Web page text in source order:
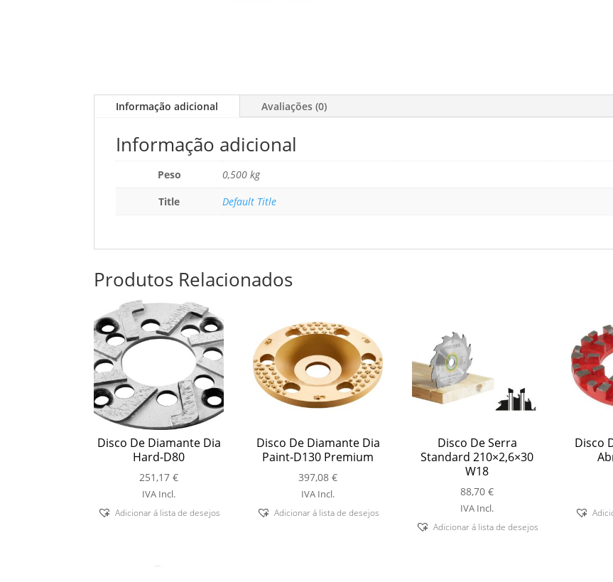
Informação adicional Avaliações (0)
Informação adicional
Peso
0,500 kg
Title
Default Title
Produtos Relacionados
Disco De Diamante Dia
Hard-D80
251,17€
IVA Incl.
Adicionar á lista de desejos
Disco De Diamante Dia
Paint-D130 Premium
397,08€
IVA Incl.
Adicionar á lista de desejos
Disco De Serra
Standard 210×2,6×30
W18
88,70€
IVA Incl.
Adicionar á lista de desejos
Disco